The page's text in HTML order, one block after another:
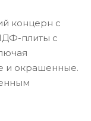
концерн с
плиты с
и окрашенные.